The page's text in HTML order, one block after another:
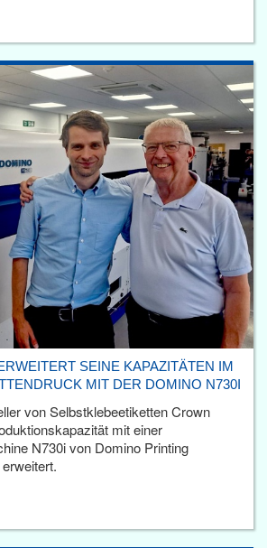
SEINE KAPAZITÄTEN IM
MIT DER DOMINO N730I
von Selbstklebeetiketten Crown
mit einer
N730i von Domino Printing